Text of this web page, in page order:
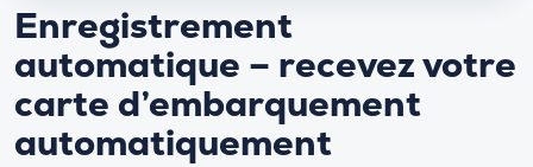
Enregistrement
automatique – recevez votre
carte d’embarquement
automatiquement